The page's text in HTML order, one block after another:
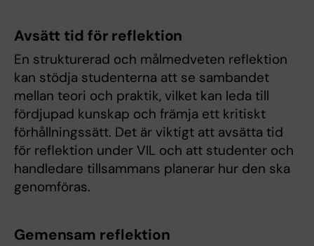
Avsätt tid för reflektion
En strukturerad och målmedveten reflektion
kan stödja studenterna att se sambandet
mellan teori och praktik, vilket kan leda till
fördjupad kunskap och främja ett kritiskt
förhållningssätt. Det är viktigt att avsätta tid
för reflektion under VIL och att studenter och
handledare tillsammans planerar hur den ska
genomföras.
Gemensam reflektion